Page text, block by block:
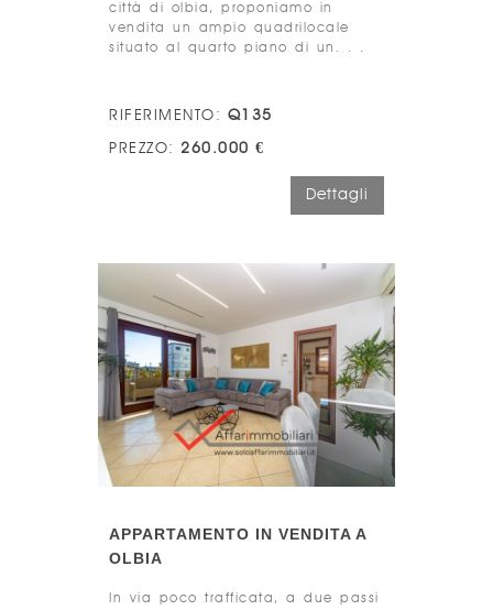
città di olbia, proponiamo in
vendita un ampio quadrilocale
situato al quarto piano di un. . .
RIFERIMENTO: Q135
PREZZO: 260.000 €
Dettagli
APPARTAMENTO IN VENDITA A
OLBIA
In via poco trafficata, a due passi